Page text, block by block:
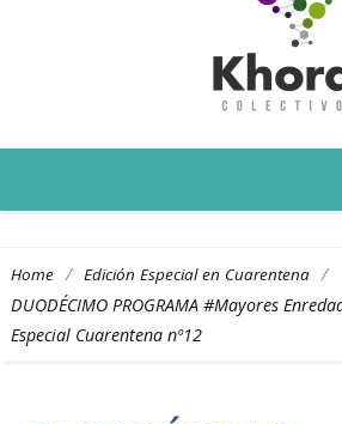
Home / Edición Especial en Cuarentena /
DUODÉCIMO PROGRAMA #Mayores
Especial Cuarentena nº12